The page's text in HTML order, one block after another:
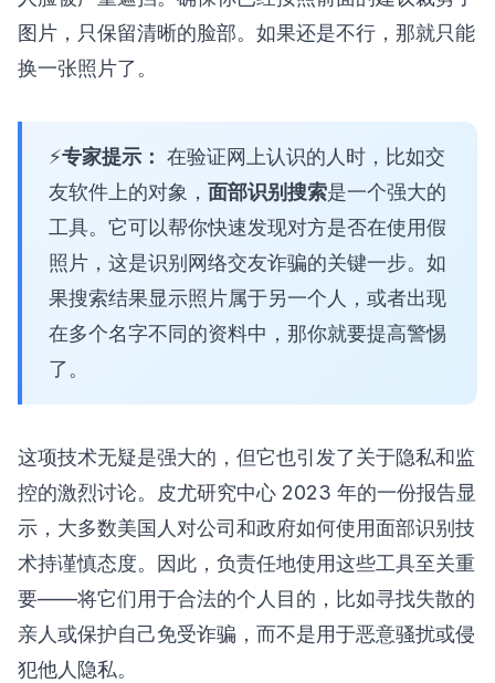
图片，只保留清晰的脸部。如果还是不行，那就只能
换一张照片了。
专家提示： 在验证网上认识的人时，比如交
友软件上的对象， 面部识别搜索是一个强大的
工具。它可以帮你快速发现对方是否在使用假
照片，这是识别 网络交友诈骗的关键一步。如
果搜索结果显示照片属于另一个人，或者出现
在多个名字不同的资料中，那你就要提高警惕
了。
这项技术无疑是强大的，但它也引发了关于隐私和监
控的激烈讨论。 皮尤研究中心 2023 年的一份报告显
示，大多数美国人对公司和政府如何使用面部识别技
术持谨慎态度。因此，负责任地使用这些工具至关重
要——将它们用于合法的个人目的，比如寻找失散的
亲人或保护自己免受诈骗，而不是用于恶意骚扰或侵
犯他人隐私。